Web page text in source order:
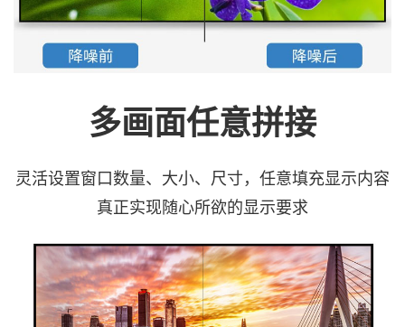
多画面任意拼接
灵活设置窗口数量、大小、尺寸，任意填充显示内容
真正实现随心所欲的显示要求